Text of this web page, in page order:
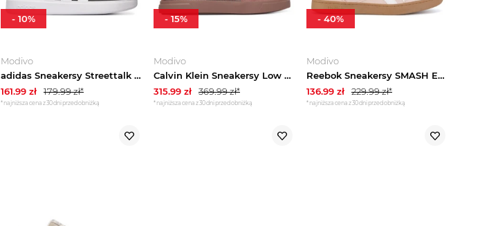
Modivo
adidas Sneakersy Streettalk JQ8593 Czarny
161.99 zł 179.99zł*
*najniższa cena z 30 dni przed obniżką
- 10%
Modivo
Calvin Klein Sneakersy Low Pro Cupsole Wt Striped Ny HW0HW03270 Różowy
315.99 zł 369.99zł*
*najniższa cena z 30 dni przed obniżką
- 15%
Modivo
Reebok Sneakersy SMASH EDGE 100235005 Różowy
136.99 zł 229.99zł*
*najniższa cena z 30 dni przed obniżką
- 40%